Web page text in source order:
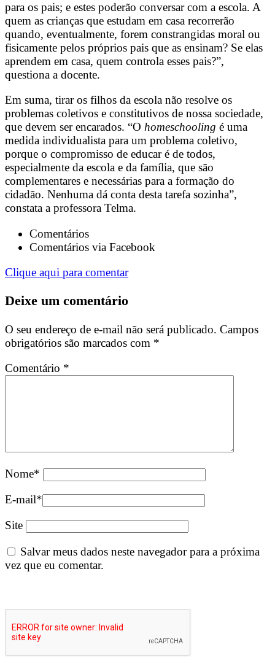
para os pais; e estes poderão conversar com a escola. A
quem as crianças que estudam em casa recorrerão
quando, eventualmente, forem constrangidas moral ou
fisicamente pelos próprios pais que as ensinam? Se elas
aprendem em casa, quem controla esses pais?”,
questiona a docente.
Em suma, tirar os filhos da escola não resolve os
problemas coletivos e constitutivos de nossa sociedade,
que devem ser encarados. “O homeschooling é uma
medida individualista para um problema coletivo,
porque o compromisso de educar é de todos,
especialmente da escola e da família, que são
complementares e necessárias para a formação do
cidadão. Nenhuma dá conta desta tarefa sozinha”,
constata a professora Telma.
Comentários
Comentários via Facebook
Clique aqui para comentar
Deixe um comentário
O seu endereço de e-mail não será publicado. Campos
obrigatórios são marcados com *
Comentário *
Nome*
E-mail*
Site
Salvar meus dados neste navegador para a próxima
vez que eu comentar.